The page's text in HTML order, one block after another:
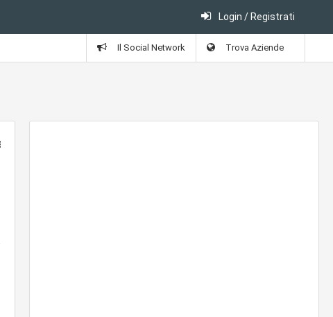
Login / Registrati
Il Social Network Trova Aziende